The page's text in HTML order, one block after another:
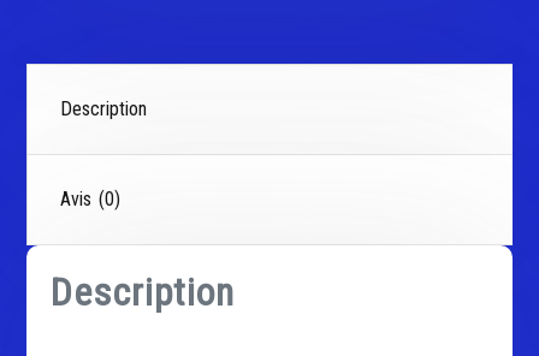
Description
Avis (0)
Description